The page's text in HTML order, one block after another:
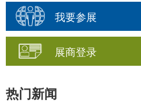
我要参展
展商登录
热门新闻